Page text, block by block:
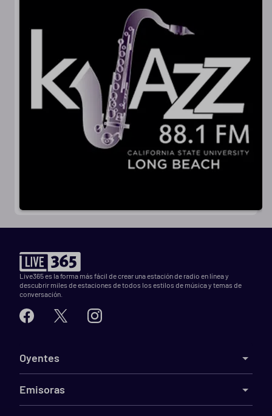
Live365 es la forma más fácil de crear una estación de radio en línea y
descubrir miles de estaciones de todos los estilos de música y temas de
conversación.
Oyentes
Emisoras